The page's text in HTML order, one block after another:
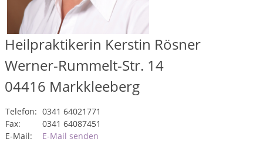
Heilpraktikerin Kerstin Rösner
Werner-Rummelt-Str. 14
04416 Markkleeberg
Telefon: 0341 64021771
Fax:
0341 64087451
E-Mail:
E-Mail senden